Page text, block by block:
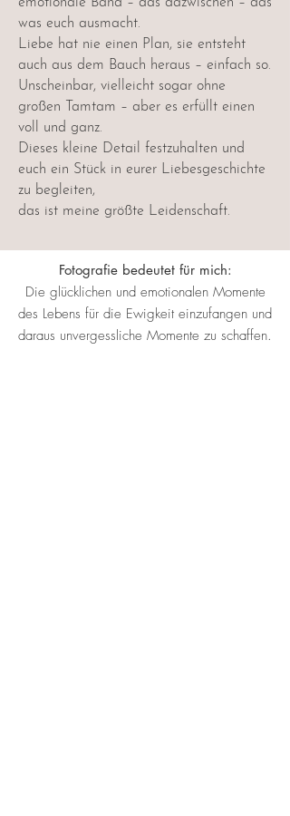
was euch ausmacht.
Liebe hat nie einen Plan, sie entsteht
auch aus dem Bauch heraus – einfach so.
Unscheinbar, vielleicht sogar ohne
großen Tamtam – aber es erfüllt einen
voll und ganz.
Dieses kleine Detail festzuhalten und
euch ein Stück in eurer Liebesgeschichte
zu begleiten,
das ist meine größte Leidenschaft.
Fotografie bedeutet für mich:
Die glücklichen und emotionalen Momente
des Lebens für die Ewigkeit einzufangen und
daraus unvergessliche Momente zu schaffen.